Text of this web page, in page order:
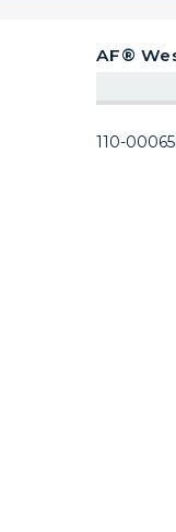
AF®
110-